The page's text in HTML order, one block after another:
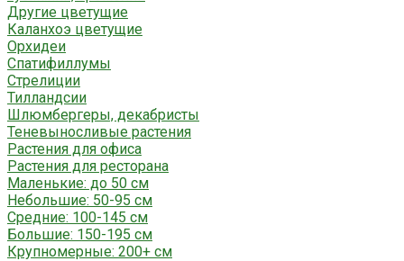
Другие цветущие
Каланхоэ цветущие
Орхидеи
Спатифиллумы
Стрелиции
Тилландсии
Шлюмбергеры, декабристы
Теневыносливые растения
Растения для офиса
Растения для ресторана
Маленькие: до 50 см
Небольшие: 50-95 см
Средние: 100-145 см
Большие: 150-195 см
Крупномерные: 200+ см